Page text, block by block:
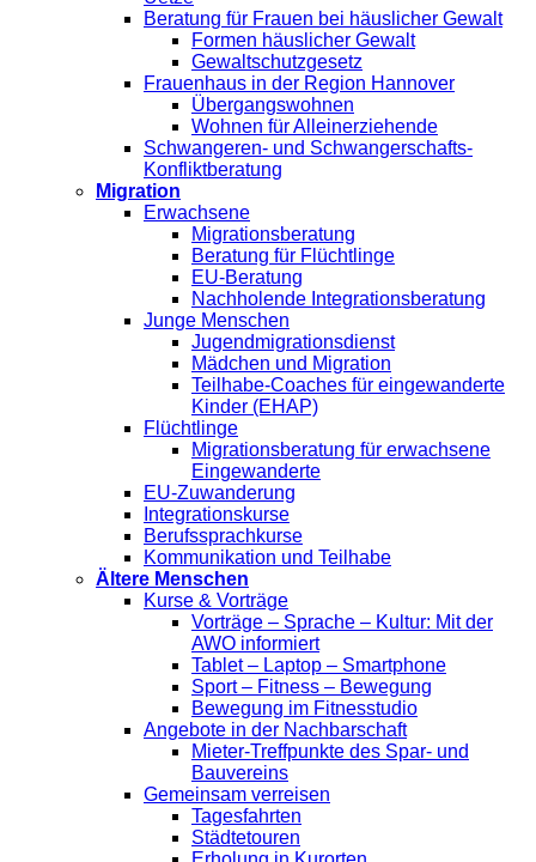
Beratung für Frauen bei häuslicher Gewalt
Formen häuslicher Gewalt
Gewaltschutzgesetz
Frauenhaus in der Region Hannover
Übergangswohnen
Wohnen für Alleinerziehende
Schwangeren- und Schwangerschafts-
Konfliktberatung
Migration
Erwachsene
Migrationsberatung
Beratung für Flüchtlinge
EU-Beratung
Nachholende Integrationsberatung
Junge Menschen
Jugendmigrationsdienst
Mädchen und Migration
Teilhabe-Coaches für eingewanderte
Kinder (EHAP)
Flüchtlinge
Migrationsberatung für erwachsene
Eingewanderte
EU-Zuwanderung
Integrationskurse
Berufssprachkurse
Kommunikation und Teilhabe
Ältere Menschen
Kurse & Vorträge
Vorträge – Sprache – Kultur: Mit der
AWO informiert
Tablet – Laptop – Smartphone
Sport – Fitness – Bewegung
Bewegung im Fitnesstudio
Angebote in der Nachbarschaft
Mieter-Treffpunkte des Spar- und
Bauvereins
Gemeinsam verreisen
Tagesfahrten
Städtetouren